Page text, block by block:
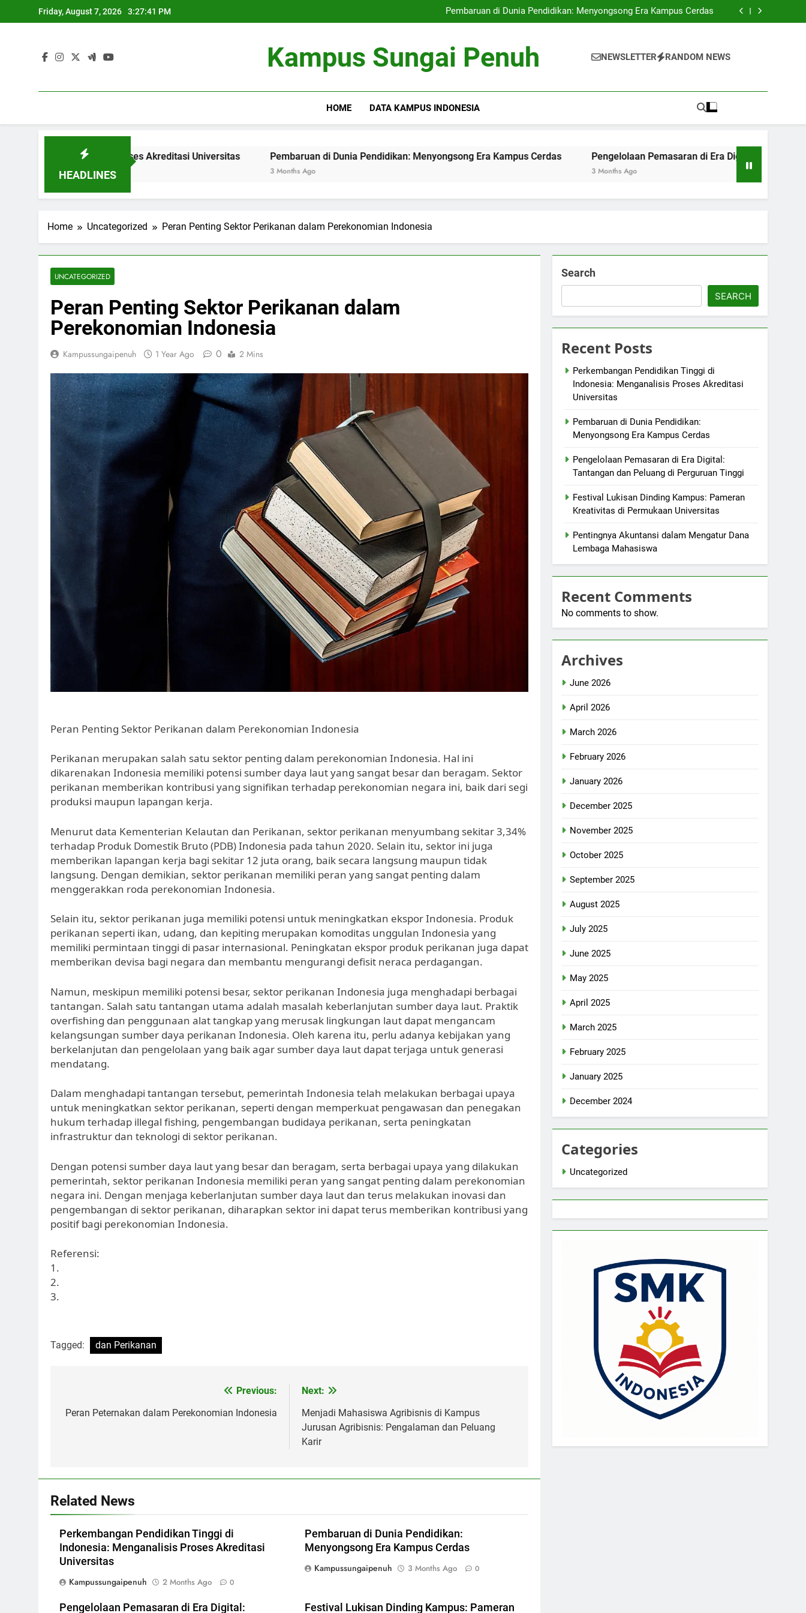
to
Friday, August 7, 2026 3:27:42 PM
Akreditasi Universitas
Pembaruan di Dunia Pendidikan: Menyongsong Era Kampus Cerdas
Pengelolaan Pemasaran di Era Digital: Tantangan dan Peluang di Perguruan
Akreditasi Universitas
Pembaruan di Dunia Pendidikan: Menyongsong Era Kampus Cerdas
Pengelolaan Pemasaran di Era Digital: Tantangan dan Peluang di Perguruan
Kampus Sungai Penuh NEWSLETTER RANDOM NEWS
HOME DATA KAMPUS INDONESIA
HEADLINES
Proses Akreditasi Universitas Pembaruan di Dunia Pendidikan: Menyongsong Era Kampus Cerdas Pengelolaan Pemasaran di Era Digital: Tantangan dan
Home Uncategorized Peran Penting Sektor Perikanan dalam Perekonomian Indonesia
UNCATEGORIZED
Peran Penting Sektor Perikanan dalam
Perekonomian Indonesia
Kampussungaipenuh 1 Year Ago 0 2 Mins
Peran Penting Sektor Perikanan dalam Perekonomian Indonesia
Perikanan merupakan salah satu sektor penting dalam perekonomian Indonesia. Hal ini
dikarenakan Indonesia memiliki potensi sumber daya laut yang sangat besar dan beragam. Sektor
perikanan memberikan kontribusi yang signifikan terhadap perekonomian negara ini, baik dari segi
produksi maupun lapangan kerja.
Menurut data Kementerian Kelautan dan Perikanan, sektor perikanan menyumbang sekitar 3,34%
terhadap Produk Domestik Bruto (PDB) Indonesia pada tahun 2020. Selain itu, sektor ini juga
memberikan lapangan kerja bagi sekitar 12 juta orang, baik secara langsung maupun tidak
langsung. Dengan demikian, sektor perikanan memiliki peran yang sangat penting dalam
menggerakkan roda perekonomian Indonesia.
Selain itu, sektor perikanan juga memiliki potensi untuk meningkatkan ekspor Indonesia. Produk
perikanan seperti ikan, udang, dan kepiting merupakan komoditas unggulan Indonesia yang
memiliki permintaan tinggi di pasar internasional. Peningkatan ekspor produk perikanan juga dapat
memberikan devisa bagi negara dan membantu mengurangi defisit neraca perdagangan.
Namun, meskipun memiliki potensi besar, sektor perikanan Indonesia juga menghadapi berbagai
tantangan. Salah satu tantangan utama adalah masalah keberlanjutan sumber daya laut. Praktik
overfishing dan penggunaan alat tangkap yang merusak lingkungan laut dapat mengancam
kelangsungan sumber daya perikanan Indonesia. Oleh karena itu, perlu adanya kebijakan yang
berkelanjutan dan pengelolaan yang baik agar sumber daya laut dapat terjaga untuk generasi
mendatang.
Dalam menghadapi tantangan tersebut, pemerintah Indonesia telah melakukan berbagai upaya
untuk meningkatkan sektor perikanan, seperti dengan memperkuat pengawasan dan penegakan
hukum terhadap illegal fishing, pengembangan budidaya perikanan, serta peningkatan
infrastruktur dan teknologi di sektor perikanan.
Dengan potensi sumber daya laut yang besar dan beragam, serta berbagai upaya yang dilakukan
pemerintah, sektor perikanan Indonesia memiliki peran yang sangat penting dalam perekonomian
negara ini. Dengan menjaga keberlanjutan sumber daya laut dan terus melakukan inovasi dan
pengembangan di sektor perikanan, diharapkan sektor ini dapat terus memberikan kontribusi yang
positif bagi perekonomian Indonesia.
Referensi:
1.
2.
3.
Tagged: dan Perikanan
navigation
Previous:
Peran Peternakan dalam Perekonomian Indonesia
Next:
Menjadi Mahasiswa Agribisnis di Kampus
Jurusan Agribisnis: Pengalaman dan Peluang
Karir
Related News
Perkembangan Pendidikan Tinggi di
Indonesia: Menganalisis Proses Akreditasi
Universitas
Kampussungaipenuh
2 Months Ago 0
Pembaruan di Dunia Pendidikan:
Menyongsong Era Kampus Cerdas
Kampussungaipenuh
3 Months Ago 0
Pengelolaan Pemasaran di Era Digital: Festival Lukisan Dinding Kampus: Pameran
Search
SEARCH
Recent Posts
Perkembangan Pendidikan Tinggi di
Indonesia: Menganalisis Proses Akreditasi
Universitas
Pembaruan di Dunia Pendidikan:
Menyongsong Era Kampus Cerdas
Pengelolaan Pemasaran di Era Digital:
Tantangan dan Peluang di Perguruan Tinggi
Festival Lukisan Dinding Kampus: Pameran
Kreativitas di Permukaan Universitas
Pentingnya Akuntansi dalam Mengatur Dana
Lembaga Mahasiswa
Recent Comments
No comments to show.
Archives
June 2026
April 2026
March 2026
February 2026
January 2026
December 2025
November 2025
October 2025
September 2025
August 2025
July 2025
June 2025
May 2025
April 2025
March 2025
February 2025
January 2025
December 2024
Categories
Uncategorized